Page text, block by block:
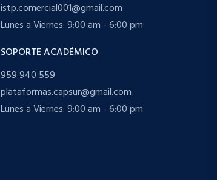
istp.comercial001@gmail.com
Lunes a Viernes: 9:00 am - 6:00 pm
SOPORTE ACADÉMICO
959 940 559
plataformas.capsur@gmail.com
Lunes a Viernes: 9:00 am - 6:00 pm